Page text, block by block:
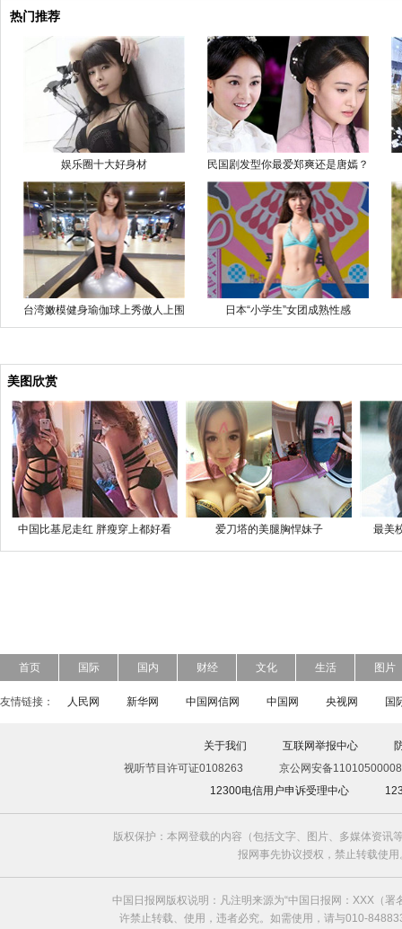
热门推荐
娱乐圈十大好身材 民国剧发型你最爱郑爽还是唐嫣？
台湾嫩模健身瑜伽球上秀傲人上围 日本“小学生”女团成熟性感
美图欣赏
中国比基尼走红 胖瘦穿上都好看 爱刀塔的美腿胸悍妹子 最美
首页 国际 国内 财经 文化 生活 图片
友情链接： 人民网 新华网 中国网信网 中国网 央视网 国
关于我们 互联网举报中心
视听节目许可证0108263
京公网安备
12300电信用户申诉受理中心
版权保护：本网登载的内容（包括文字、图片、多媒体资
报网事先协议授权，禁止转载使
中国日报网版权说明：凡注明来源为“中国日报网：XXX（
许禁止转载、使用，违者必究。如需使用，请与010-